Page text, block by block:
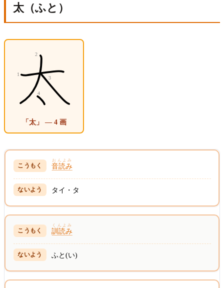
太（ふと）
「太」 — 4 画
音読み
おんよみ
タイ・タ
訓読み
くんよみ
ふと(い)